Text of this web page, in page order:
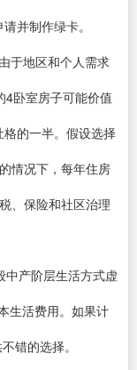
并制作绿卡。
于地区和个人需求
4卧室房子可能价值
的一半。假设选择
情况下，每年住房
、保险和社区治理
中产阶层生活方式虚
生活费用。如果计
错的选择。